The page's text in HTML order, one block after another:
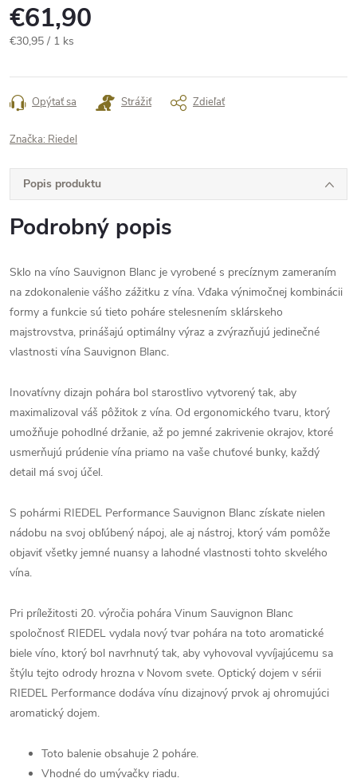
€61,90
Jednotková
€30,95 / 1 ks
Opýtať sa Strážiť Zdieľať
Značka: Riedel
Popis produktu
Podrobný popis
Sklo na víno Sauvignon Blanc je vyrobené s precíznym zameraním
na zdokonalenie vášho zážitku z vína. Vďaka výnimočnej kombinácii
formy a funkcie sú tieto poháre stelesnením sklárskeho
majstrovstva, prinášajú optimálny výraz a zvýrazňujú jedinečné
vlastnosti vína Sauvignon Blanc.
Inovatívny dizajn pohára bol starostlivo vytvorený tak, aby
maximalizoval váš pôžitok z vína. Od ergonomického tvaru, ktorý
umožňuje pohodlné držanie, až po jemné zakrivenie okrajov, ktoré
usmerňujú prúdenie vína priamo na vaše chuťové bunky, každý
detail má svoj účel.
S pohármi RIEDEL Performance Sauvignon Blanc získate nielen
nádobu na svoj obľúbený nápoj, ale aj nástroj, ktorý vám pomôže
objaviť všetky jemné nuansy a lahodné vlastnosti tohto skvelého
vína.
Pri príležitosti 20. výročia pohára Vinum Sauvignon Blanc
spoločnosť RIEDEL vydala nový tvar pohára na toto aromatické
biele víno, ktorý bol navrhnutý tak, aby vyhovoval vyvíjajúcemu sa
štýlu tejto odrody hrozna v Novom svete. Optický dojem v sérii
RIEDEL Performance dodáva vínu dizajnový prvok aj ohromujúci
aromatický dojem.
Toto balenie obsahuje 2 poháre.
Vhodné do umývačky riadu.